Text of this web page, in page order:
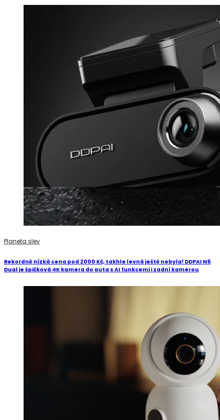
Planeta slev
Rekordně nízká cena pod 2000 Kč, takhle levná ještě nebyla! DDPAI N5
Dual je špičková 4K kamera do auta s AI funkcemi i zadní kamerou